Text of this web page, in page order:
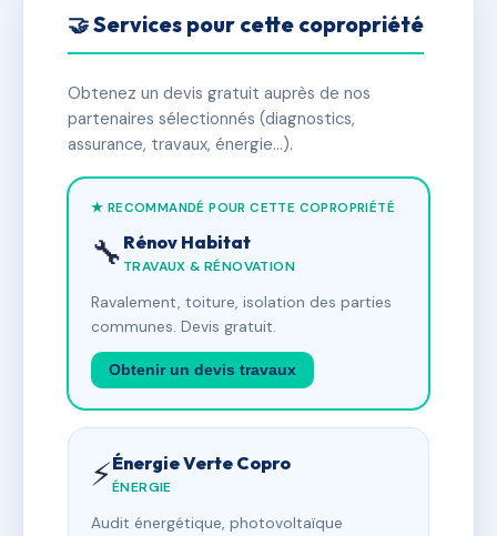
🤝 Services pour cette copropriété
Obtenez un devis gratuit auprès de nos
partenaires sélectionnés (diagnostics,
assurance, travaux, énergie…).
★ RECOMMANDÉ POUR CETTE COPROPRIÉTÉ
🔧 Rénov Habitat
TRAVAUX & RÉNOVATION
Ravalement, toiture, isolation des parties
communes. Devis gratuit.
Obtenir un devis travaux
⚡Énergie Verte Copro
ÉNERGIE
Audit énergétique, photovoltaïque